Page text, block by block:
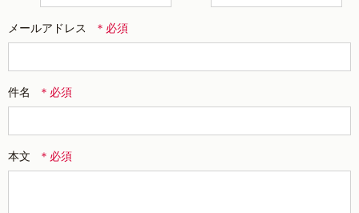
メールアドレス
件名
本文